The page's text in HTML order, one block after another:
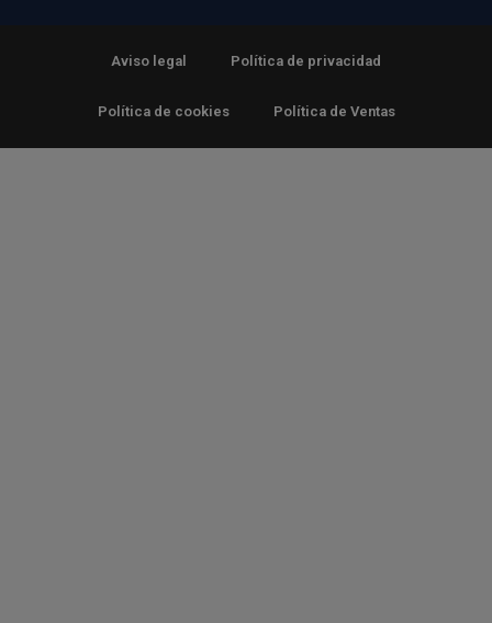
Aviso legal Política de privacidad
Política de cookies Política de Ventas